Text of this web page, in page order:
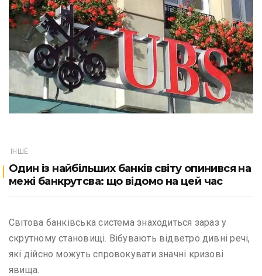
ІНШЕ
Один із найбільших банків світу опинився на
межі банкрутсва: що відомо на цей час
Світова банківська система знаходиться зараз у
скрутному становищі. Вібувають відветро дивні речі,
які дійсно можуть спровокувати значні кризові
явища.